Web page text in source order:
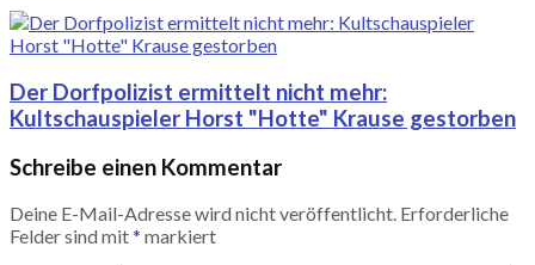
Der Dorfpolizist ermittelt nicht mehr:
Kultschauspieler Horst "Hotte" Krause gestorben
Schreibe einen Kommentar
Deine E-Mail-Adresse wird nicht veröffentlicht. Erforderliche
Felder sind mit* markiert